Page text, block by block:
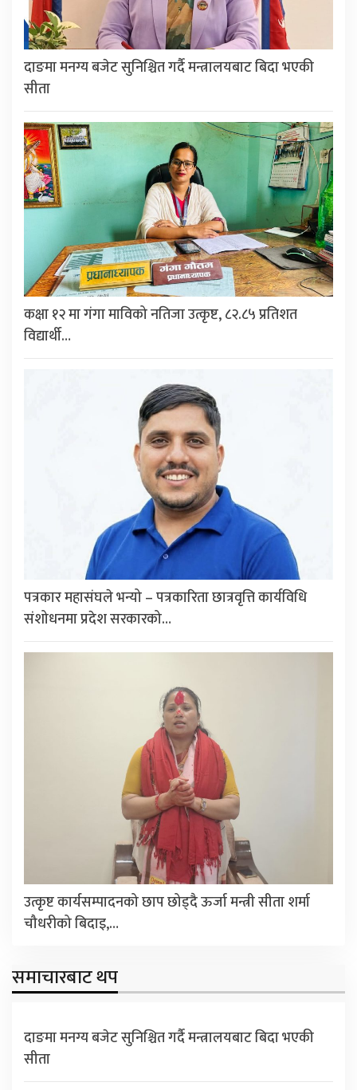
दाङमा मनग्य बजेट सुनिश्चित गर्दै मन्त्रालयबाट बिदा भएकी
सीता
कक्षा १२ मा गंगा माविको नतिजा उत्कृष्ट, ८२.८५ प्रतिशत
विद्यार्थी…
पत्रकार महासंघले भन्यो – पत्रकारिता छात्रवृत्ति कार्यविधि
संशोधनमा प्रदेश सरकारको…
उत्कृष्ट कार्यसम्पादनको छाप छोड्दै ऊर्जा मन्त्री सीता शर्मा
चौधरीको बिदाइ,…
समाचारबाट थप
दाङमा मनग्य बजेट सुनिश्चित गर्दै मन्त्रालयबाट बिदा भएकी
सीता